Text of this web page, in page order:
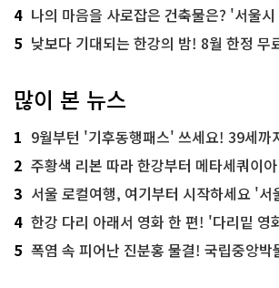
4 나의 마음을 사로잡은 건축물은? '서울시 건
5 낮보다 기대되는 한강의 밤! 8월 한정 무료 '
많이 본 뉴스
1 9월부턴 '기후동행패스' 쓰세요! 39세까
2 주황색 리본 따라 한강부터 메타세쿼이아 숲길까
3 서울 로컬여행, 여기부터 시작하세요 '
4 한강 다리 아래서 영화 한 편! '다리밑 영
5 폭염 속 피어난 진분홍 물결! 국립중앙박